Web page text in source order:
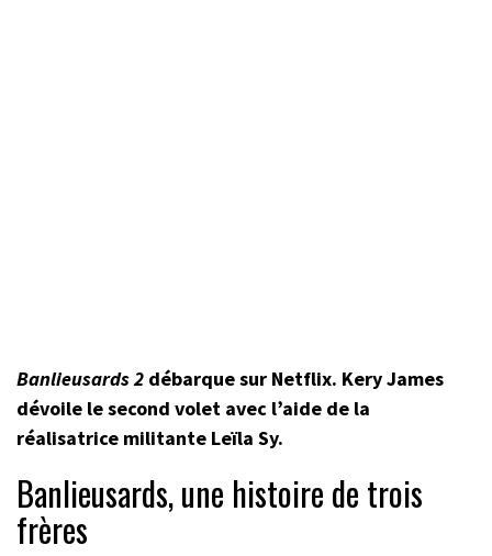
Banlieusards 2 débarque sur Netflix. Kery James
dévoile le second volet avec l’aide de la
réalisatrice militante Leïla Sy.
Banlieusards, une histoire de trois
frères